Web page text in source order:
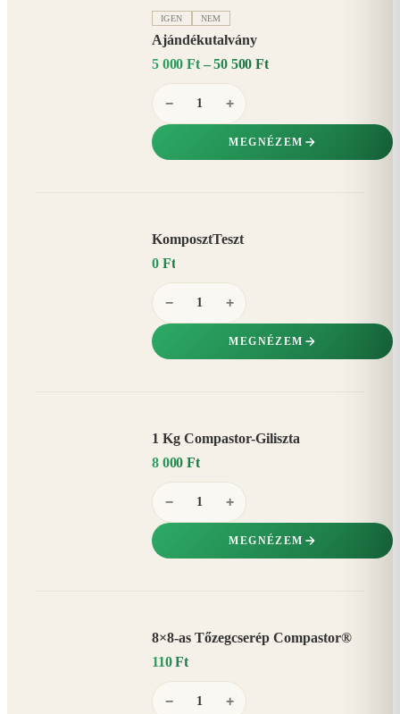
IGEN NEM
Ajándékutalvány
5 000 Ft – 50 500 Ft
− +
MEGNÉZEM
KomposztTeszt
0 Ft
− +
MEGNÉZEM
1 Kg Compastor-Giliszta
8 000 Ft
− +
MEGNÉZEM
8×8-as Tőzegcserép Compastor®
110 Ft
− +